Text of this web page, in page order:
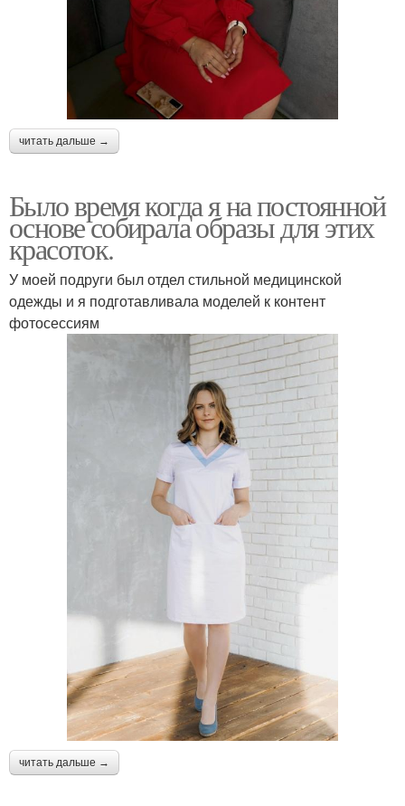
читать дальше →
Было время когда я на постоянной
основе собирала образы для этих
красоток.
У моей подруги был отдел стильной медицинской
одежды и я подготавливала моделей к контент
фотосессиям
читать дальше →